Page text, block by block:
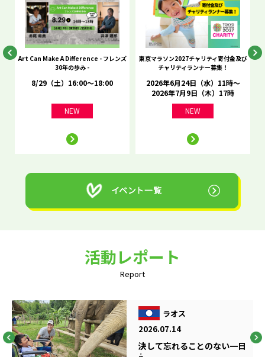
Art Can Make A Difference - フレンズ
30年の歩み -
8/29（土）16:00～18:00
NEW
東京マラソン2027チャリティ寄付金及び
チャリティランナー募集！
2026年6月24日（水）11時～
2026年7月9日（木）17時
NEW
活動レポート
Report
ラオス
2026.07.14
決して忘れることのない一日